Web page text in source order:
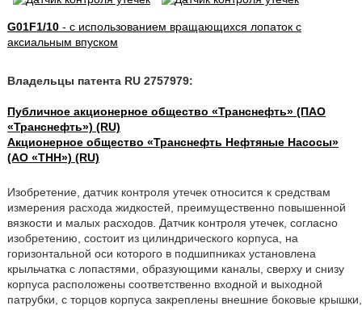
G01F1/10- с использованием вращающихся лопаток с
аксиальным впуском
Владельцы патента RU 2757979:
Публичное акционерное общество «Транснефть» (ПАО
«Транснефть») (RU)
Акционерное общество «Транснефть Нефтяные Насосы»
(АО «ТНН») (RU)
Изобретение, датчик контроля утечек относится к средствам
измерения расхода жидкостей, преимущественно повышенной
вязкости и малых расходов. Датчик контроля утечек, согласно
изобретению, состоит из цилиндрического корпуса, на
горизонтальной оси которого в подшипниках установлена
крыльчатка с лопастями, образующими каналы, сверху и снизу
корпуса расположены соответственно входной и выходной
патрубки, с торцов корпуса закреплены внешние боковые крышки,